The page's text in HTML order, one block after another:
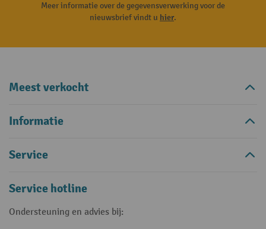
Meer informatie over de gegevensverwerking voor de
nieuwsbrief vindt u hier.
Meest verkocht
Informatie
Service
Service hotline
Ondersteuning en advies bij: